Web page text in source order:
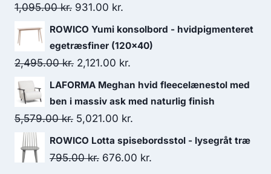
1,095.00kr. 931.00 kr.
ROWICO Yumi konsolbord - hvidpigmenteret
egetræsfiner (120x40)
2,495.00kr. 2,121.00 kr.
LAFORMA Meghan hvid fleecelænestol med
ben i massiv ask med naturlig finish
5,579.00kr. 5,021.00 kr.
ROWICO Lotta spisebordsstol - lysegråt træ
795.00kr. 676.00 kr.